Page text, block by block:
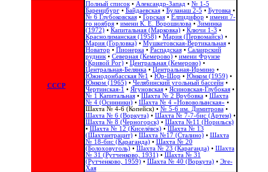
СССР
Полный список• Александр-Запад • № 1-5
Баренцбург• Байдаевская• Буланаш 2-5 • Бутовка•
№ 6 Глубоковская• Горская• Елпидифор • имени 7-
го ноября• имени К. Е. Ворошилова• Зиминка
(1972)• Капитальная (Марковка)• Ключи 1-3 •
Краснолиманская (1958)• Мария (Первомайск)•
Мария (Горловка)• Мушкетовская-Вертикальная•
Новатор • Пионерка• Распадская• Салаирский
рудник• Северная (Кемерово)• имени Фрунзе
(Кривой Рог)• Центральная (Кемерово)•
Центральная-Белянка• Центральная-Ирмино •
Южнодонбасская №1 • Юр-Шор • Юнком (1959)•
Юнком (1965)• Челябинский угольный бассейн•
Чертинская-1 • Ягуновская• Ясиновская-Глубокая•
№ 1 Капитальная• Шахта № 2 Врубовка• Шахта
№ 4 (Осинники)• Шахта № 4 «Нововолынская» •
Шахта № 4-6 (Копейск)• № 5-6 им. Димитрова•
Шахта № 6 (Воркута)• Шахта № 7-7-бис (Артем)•
Шахта № 8 (Черногорск)• Шахта №11 (Норильск)
• Шахта № 12 (Киселёвск)• Шахта № 13
(Шахтантрацит)• Шахта №17 (Сталино)• Шахта
№ 18-бис (Караганда)• Шахта № 20
(Болоховуголь)‎• Шахта № 23 (Караганда)• Шахта
№ 31 (Рутченково, 1931)• Шахта № 31
(Рутченково, 1959)• Шахта № 40 (Воркута)• Эге-
Хая